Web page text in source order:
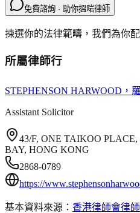
免費諮詢 · 助你搵啱律師
揀選你的法律範疇，我們為你
所屬律師行
STEPHENSON HARWOOD ，
Assistant Solicitor
43/F, ONE TAIKOO
BAY, HONG KONG
2868-0789
https://
基本資料來源： 香港律師會律